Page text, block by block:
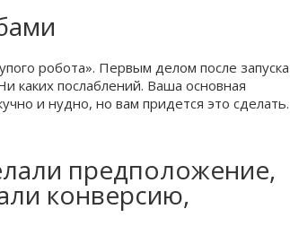
робота». Первым делом после запуска
каких послаблений. Ваша основная
и нудно, но вам придется это сделать.
предположение,
конверсию,